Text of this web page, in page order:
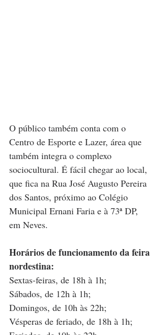
O público também conta com o
Centro de Esporte e Lazer, área que
também integra o complexo
sociocultural. É fácil chegar ao local,
que fica na Rua José Augusto Pereira
dos Santos, próximo ao Colégio
Municipal Ernani Faria e à 73ª DP,
em Neves.
Horários de funcionamento da feira
nordestina:
Sextas-feiras, de 18h à 1h;
Sábados, de 12h à 1h;
Domingos, de 10h às 22h;
Vésperas de feriado, de 18h à 1h;